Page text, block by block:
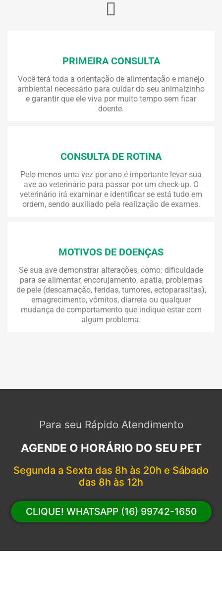
PRIMEIRA CONSULTA
Você terá toda a orientação de alimentação e manejo
ambiental necessário para cuidar do seu animalzinho
e garantir que ele viva por muito tempo sem ficar
doente.
CONSULTA DE ROTINA
Pelo menos uma vez por ano é importante levar sua
ave ao veterinário para passar por um check-up. O
veterinário irá examinar e identificar se está tudo em
ordem, sendo auxiliado pela realização de exames.
MOTIVOS DE DOENÇAS
Se sua ave demonstrar alterações, como: dificuldade
para se alimentar, encorujamento, apatia, problemas
de pele (descamação, feridas, tumores, ectoparasitas),
emagrecimento, vômitos, diarreia ou qualquer
mudança de comportamento que indique estar com
algum problema.
Para seu Rápido Atendimento
AGENDE O HORÁRIO DO SEU PET
Segunda a Sexta das 8h às 20h e Sábado
das 8h às 12h
CLIQUE! WHATSAPP (16) 99742-1650